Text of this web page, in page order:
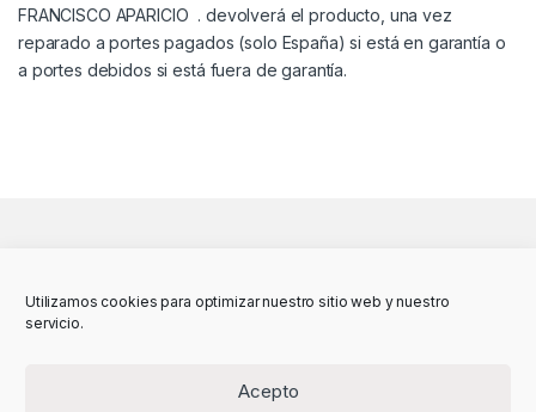
Utilizamos cookies para optimizar nuestro sitio web y nuestro
servicio.
Acepto
FRANCISCO APARICIO . devolverá el producto, una vez
reparado a portes pagados (solo España) si está en garantía o
a portes debidos si está fuera de garantía.